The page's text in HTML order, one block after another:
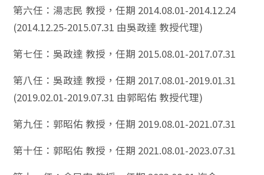
第六任：湯志民 教授，任期 2014.08.01-2014.12.24
(2014.12.25-2015.07.31 由吳政達 教授代理)
第七任：吳政達 教授，任期 2015.08.01-2017.07.31
第八任：吳政達 教授，任期 2017.08.01-2019.01.31
(2019.02.01-2019.07.31 由郭昭佑 教授代理)
第九任：郭昭佑 教授，任期 2019.08.01-2021.07.31
第十任：郭昭佑 教授，任期 2021.08.01-2023.07.31